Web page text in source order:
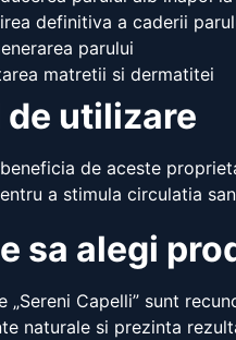
definitiva a caderii
parului
matretii si dermatitei
de utilizare
de aceste
a stimula circulatia
sa alegi
„Sereni Capelli” sunt
naturale si prezinta